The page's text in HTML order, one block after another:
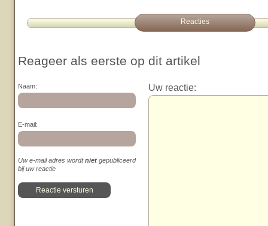
Reacties
Reageer als eerste op dit artikel
Naam:
E-mail:
Uw e-mail adres wordtniet gepubliceerd
bij uw reactie
Uw reactie: